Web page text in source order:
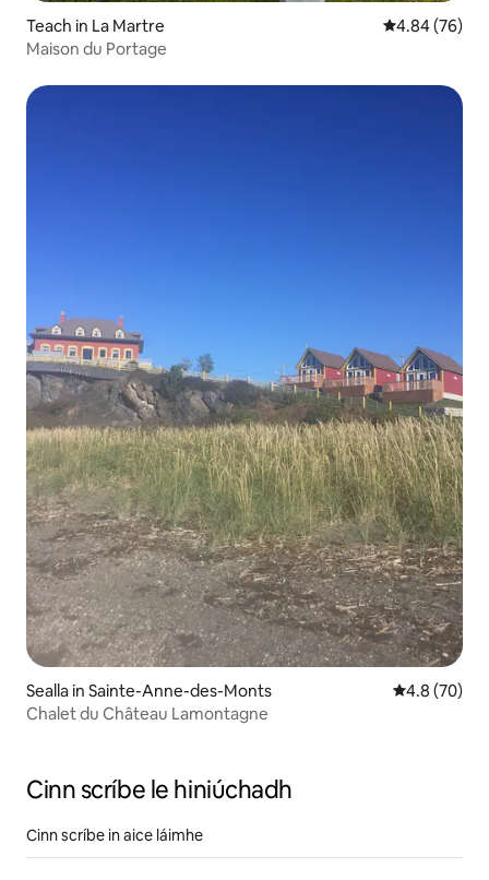
Teach in La Martre Meánrátáil
4.84 (76)
Maison du Portage
Sealla in Sainte-Anne-des-Monts Meánrátáil
4.8 (70)
Chalet du Château Lamontagne
Cinn scríbe le hiniúchadh
Cinn scríbe in aice láimhe